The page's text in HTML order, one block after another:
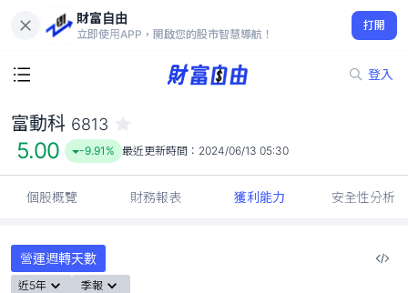
財富自由
立即使用APP，開啟您的股市智慧導航！
打開
登入
5.00
-9.91%
富動科 6813
5.00 -9.91% 最近更新時間： 2024/06/13 05:30
個股概覽 財務報表 獲利能力 安全性分析
營運週轉天數
近5年 季報